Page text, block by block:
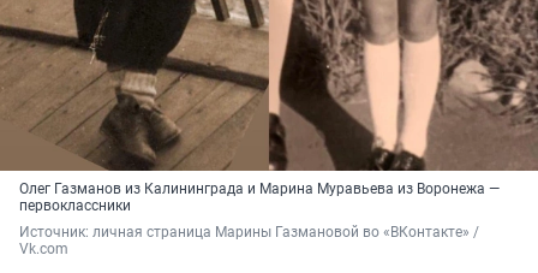
Олег Газманов из Калининграда и Марина Муравьева из Воронежа —
первоклассники
Источник: личная страница Марины Газмановой во «ВКонтакте» /
Vk.com